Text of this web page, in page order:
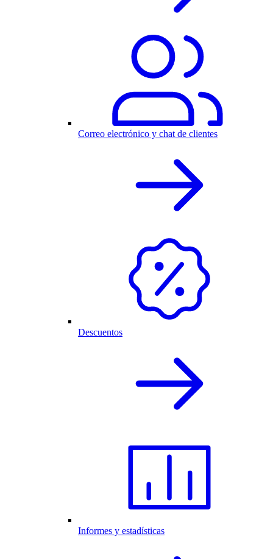
Correo electrónico y chat de clientes
Descuentos
Informes y estadísticas